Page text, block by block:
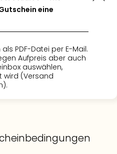
eine
PDF-Datei per E-Mail.
Aufpreis aber auch
auswählen,
wird (Versand